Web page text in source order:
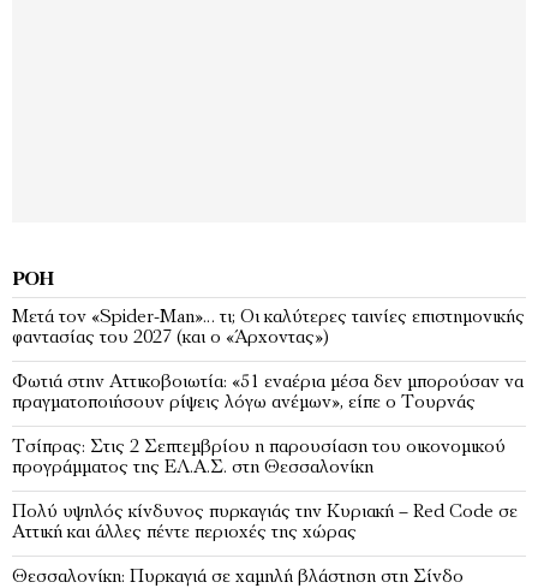
ΡΟΉ
Μετά τον «Spider-Man»… τι; Oι καλύτερες ταινίες επιστημονικής
φαντασίας του 2027 (και ο «Άρχοντας»)
Φωτιά στην Αττικοβοιωτία: «51 εναέρια μέσα δεν μπορούσαν να
πραγματοποιήσουν ρίψεις λόγω ανέμων», είπε ο Τουρνάς
Τσίπρας: Στις 2 Σεπτεμβρίου η παρουσίαση του οικονομικού
προγράμματος της ΕΛ.Α.Σ. στη Θεσσαλονίκη
Πολύ υψηλός κίνδυνος πυρκαγιάς την Κυριακή – Red Code σε
Αττική και άλλες πέντε περιοχές της χώρας
Θεσσαλονίκη: Πυρκαγιά σε χαμηλή βλάστηση στη Σίνδο